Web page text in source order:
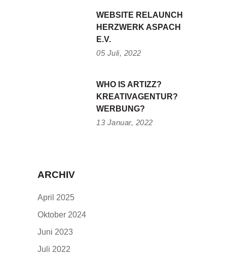
WEBSITE RELAUNCH
HERZWERK ASPACH
E.V.
05 Juli, 2022
WHO IS ARTIZZ?
KREATIVAGENTUR?
WERBUNG?
13 Januar, 2022
ARCHIV
April 2025
Oktober 2024
Juni 2023
Juli 2022